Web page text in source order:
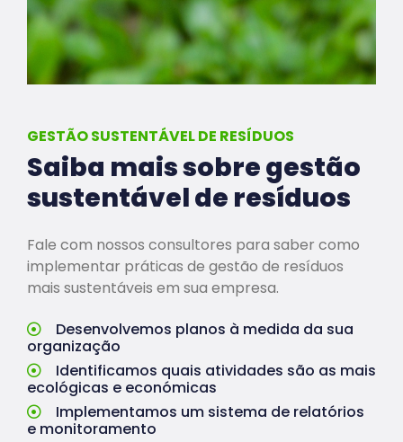
GESTÃO SUSTENTÁVEL DE RESÍDUOS
Saiba mais sobre gestão
sustentável de resíduos
Fale com nossos consultores para saber como
implementar práticas de gestão de resíduos
mais sustentáveis em sua empresa.
Desenvolvemos planos à medida da sua
organização
Identificamos quais atividades são as mais
ecológicas e económicas
Implementamos um sistema de relatórios
e monitoramento